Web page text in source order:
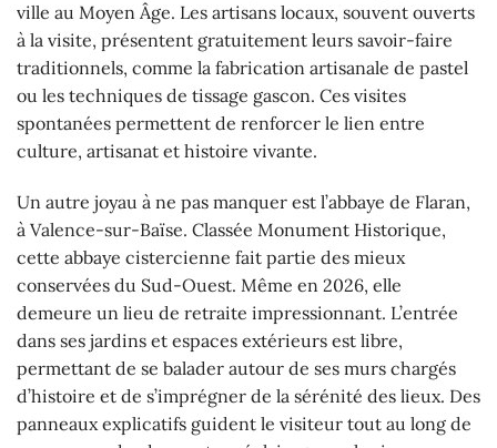
ville au Moyen Âge. Les artisans locaux, souvent ouverts
à la visite, présentent gratuitement leurs savoir-faire
traditionnels, comme la fabrication artisanale de pastel
ou les techniques de tissage gascon. Ces visites
spontanées permettent de renforcer le lien entre
culture, artisanat et histoire vivante.
Un autre joyau à ne pas manquer est l’abbaye de Flaran,
à Valence-sur-Baïse. Classée Monument Historique,
cette abbaye cistercienne fait partie des mieux
conservées du Sud-Ouest. Même en 2026, elle
demeure un lieu de retraite impressionnant. L’entrée
dans ses jardins et espaces extérieurs est libre,
permettant de se balader autour de ses murs chargés
d’histoire et de s’imprégner de la sérénité des lieux. Des
panneaux explicatifs guident le visiteur tout au long de